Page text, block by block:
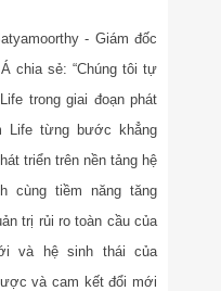
- Giám đốc
chia sẻ: “Chúng tôi tự
trong giai đoạn phát
Life từng bước khẳng
triển trên nền tảng hệ
cùng tiềm năng tăng
trị rủi ro toàn cầu của
và hệ sinh thái của
và cam kết đổi mới